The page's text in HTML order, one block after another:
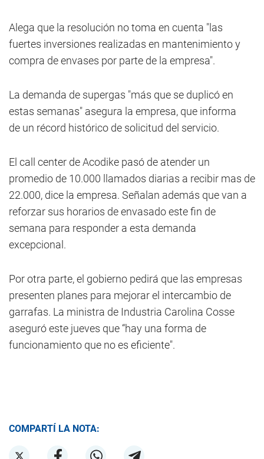
Alega que la resolución no toma en cuenta "las
fuertes inversiones realizadas en mantenimiento y
compra de envases por parte de la empresa".
La demanda de supergas "más que se duplicó en
estas semanas" asegura la empresa, que informa
de un récord histórico de solicitud del servicio.
El call center de Acodike pasó de atender un
promedio de 10.000 llamados diarias a recibir mas de
22.000, dice la empresa. Señalan además que van a
reforzar sus horarios de envasado este fin de
semana para responder a esta demanda
excepcional.
Por otra parte, el gobierno pedirá que las empresas
presenten planes para mejorar el intercambio de
garrafas. La ministra de Industria Carolina Cosse
aseguró este jueves que “hay una forma de
funcionamiento que no es eficiente".
COMPARTÍ LA NOTA: